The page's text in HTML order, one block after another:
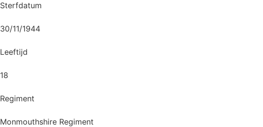
Sterfdatum
30/11/1944
Leeftijd
18
Regiment
Monmouthshire Regiment